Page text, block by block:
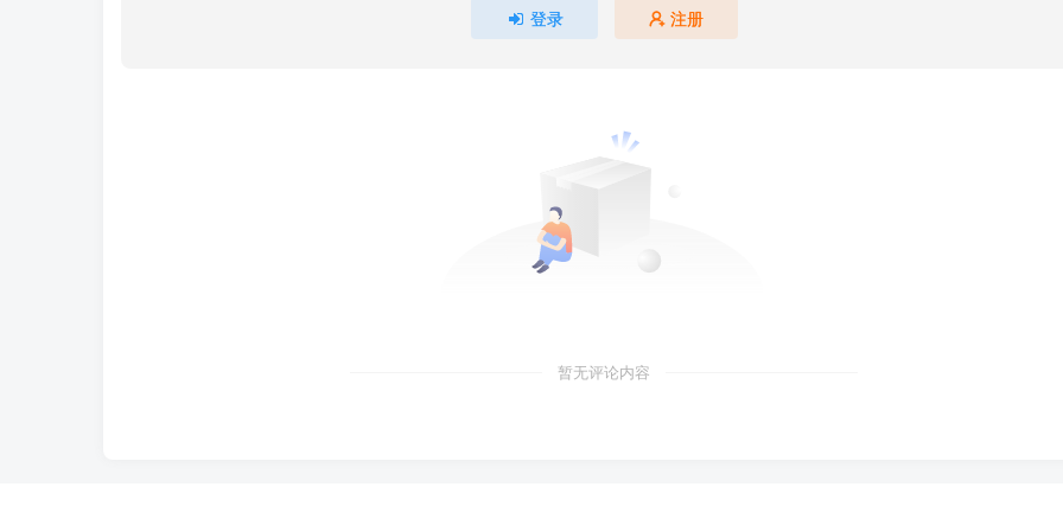
登录 注册
暂无评论内容